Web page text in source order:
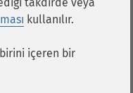
kullanılır.
içeren bir